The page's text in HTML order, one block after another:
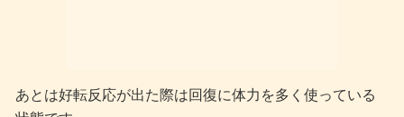
あとは好転反応が出た際は回復に体力を多く使っている